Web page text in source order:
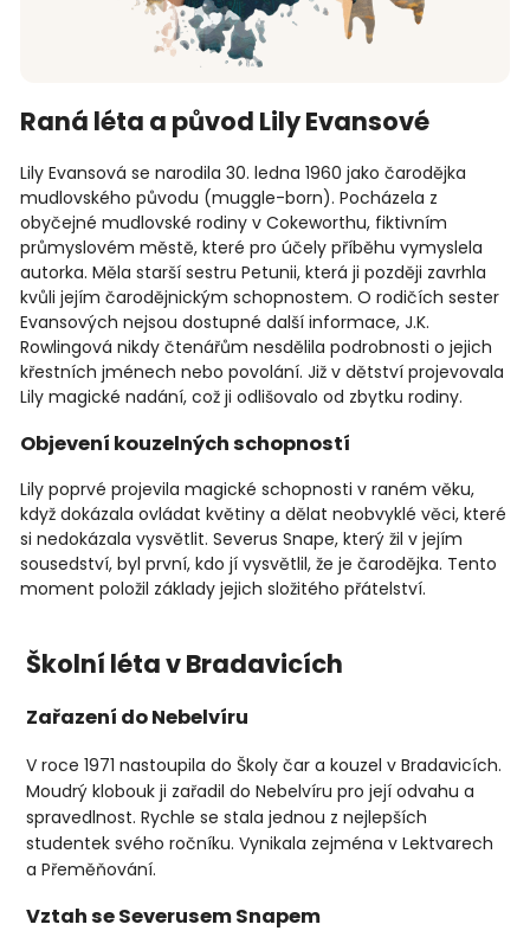
Raná léta a původ Lily Evansové
Lily Evansová se narodila 30. ledna 1960 jako čarodějka
mudlovského původu (muggle-born). Pocházela z
obyčejné mudlovské rodiny v Cokeworthu, fiktivním
průmyslovém městě, které pro účely příběhu vymyslela
autorka. Měla starší sestru Petunii, která ji později zavrhla
kvůli jejím čarodějnickým schopnostem. O rodičích sester
Evansových nejsou dostupné další informace, J.K.
Rowlingová nikdy čtenářům nesdělila podrobnosti o jejich
křestních jménech nebo povolání. Již v dětství projevovala
Lily magické nadání, což ji odlišovalo od zbytku rodiny.
Objevení kouzelných schopností
Lily poprvé projevila magické schopnosti v raném věku,
když dokázala ovládat květiny a dělat neobvyklé věci, které
si nedokázala vysvětlit. Severus Snape, který žil v jejím
sousedství, byl první, kdo jí vysvětlil, že je čarodějka. Tento
moment položil základy jejich složitého přátelství.
Školní léta v Bradavicích
Zařazení do Nebelvíru
V roce 1971 nastoupila do Školy čar a kouzel v Bradavicích.
Moudrý klobouk ji zařadil do Nebelvíru pro její odvahu a
spravedlnost. Rychle se stala jednou z nejlepších
studentek svého ročníku. Vynikala zejména v Lektvarech
a Přeměňování.
Vztah se Severusem Snapem